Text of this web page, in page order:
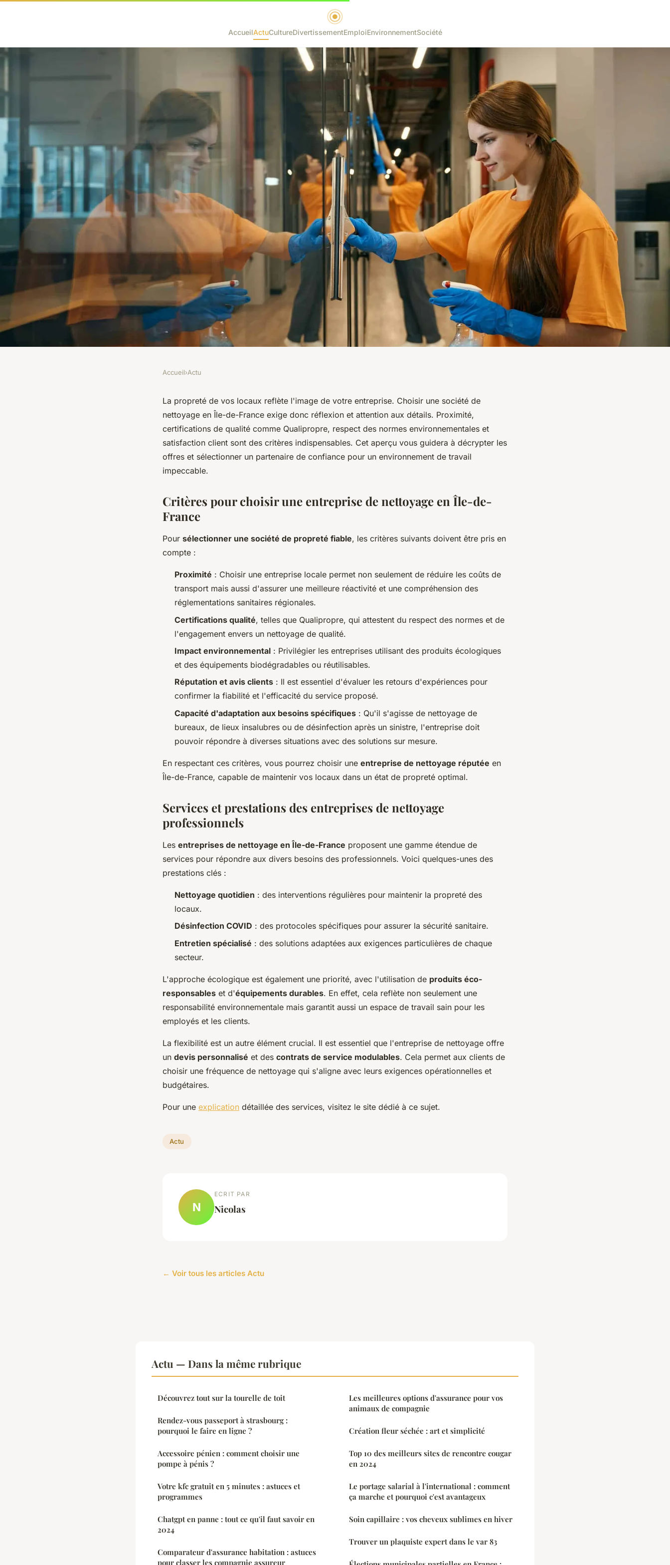
AccueilActuCultureDivertissementEmploiEnvironnementSociété
Choisissez la meilleure entreprise de
nettoyage en Ile-de-France
Accueil›Actu
La propreté de vos locaux reflète l'image de votre entreprise. Choisir une société de
nettoyage en Île-de-France exige donc réflexion et attention aux détails. Proximité,
certifications de qualité comme Qualipropre, respect des normes environnementales et
satisfaction client sont des critères indispensables. Cet aperçu vous guidera à décrypter les
offres et sélectionner un partenaire de confiance pour un environnement de travail
impeccable.
Critères pour choisir une entreprise de nettoyage en Île-de-
France
Pour sélectionner une société de propreté fiable, les critères suivants doivent être pris en
compte :
Proximité : Choisir une entreprise locale permet non seulement de réduire les coûts de
transport mais aussi d'assurer une meilleure réactivité et une compréhension des
réglementations sanitaires régionales.
Certifications qualité, telles que Qualipropre, qui attestent du respect des normes et de
l'engagement envers un nettoyage de qualité.
Impact environnemental : Privilégier les entreprises utilisant des produits écologiques
et des équipements biodégradables ou réutilisables.
Réputation et avis clients : Il est essentiel d'évaluer les retours d'expériences pour
confirmer la fiabilité et l'efficacité du service proposé.
Capacité d'adaptation aux besoins spécifiques : Qu'il s'agisse de nettoyage de
bureaux, de lieux insalubres ou de désinfection après un sinistre, l'entreprise doit
pouvoir répondre à diverses situations avec des solutions sur mesure.
En respectant ces critères, vous pourrez choisir une entreprise de nettoyage réputée en
Île-de-France, capable de maintenir vos locaux dans un état de propreté optimal.
Services et prestations des entreprises de nettoyage
professionnels
Les entreprises de nettoyage en Île-de-France proposent une gamme étendue de
services pour répondre aux divers besoins des professionnels. Voici quelques-unes des
prestations clés :
Nettoyage quotidien : des interventions régulières pour maintenir la propreté des
locaux.
Désinfection COVID : des protocoles spécifiques pour assurer la sécurité sanitaire.
Entretien spécialisé : des solutions adaptées aux exigences particulières de chaque
secteur.
L'approche écologique est également une priorité, avec l'utilisation de produits éco-
responsables et d'équipements durables. En effet, cela reflète non seulement une
responsabilité environnementale mais garantit aussi un espace de travail sain pour les
employés et les clients.
La flexibilité est un autre élément crucial. Il est essentiel que l'entreprise de nettoyage offre
un devis personnalisé et des contrats de service modulables. Cela permet aux clients de
choisir une fréquence de nettoyage qui s'aligne avec leurs exigences opérationnelles et
budgétaires.
Pour une explication détaillée des services, visitez le site dédié à ce sujet.
Actu
N
ECRIT PAR
Nicolas
← Voir tous les articles Actu
Actu — Dans la même rubrique
Découvrez tout sur la tourelle de toit
Rendez-vous passeport à strasbourg :
pourquoi le faire en ligne ?
Accessoire pénien : comment choisir une
pompe à pénis ?
Votre kfc gratuit en 5 minutes : astuces et
programmes
Chatgpt en panne : tout ce qu'il faut savoir en
2024
Comparateur d'assurance habitation : astuces
pour classer les compagnie assureur
Les meilleures options d'assurance pour vos
animaux de compagnie
Création fleur séchée : art et simplicité
Top 10 des meilleurs sites de rencontre cougar
en 2024
Le portage salarial à l'international : comment
ça marche et pourquoi c'est avantageux
Soin capillaire : vos cheveux sublimes en hiver
Trouver un plaquiste expert dans le var 83